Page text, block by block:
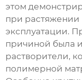
этом
при растяжении
эксплуатации.
причиной была
растворители,
полимерной